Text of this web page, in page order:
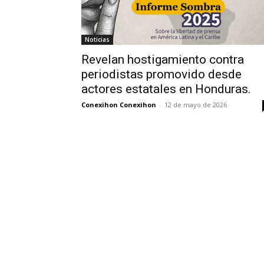
Noticias
Revelan hostigamiento contra
periodistas promovido desde
actores estatales en Honduras.
Conexihon Conexihon - 12 de mayo de 2026